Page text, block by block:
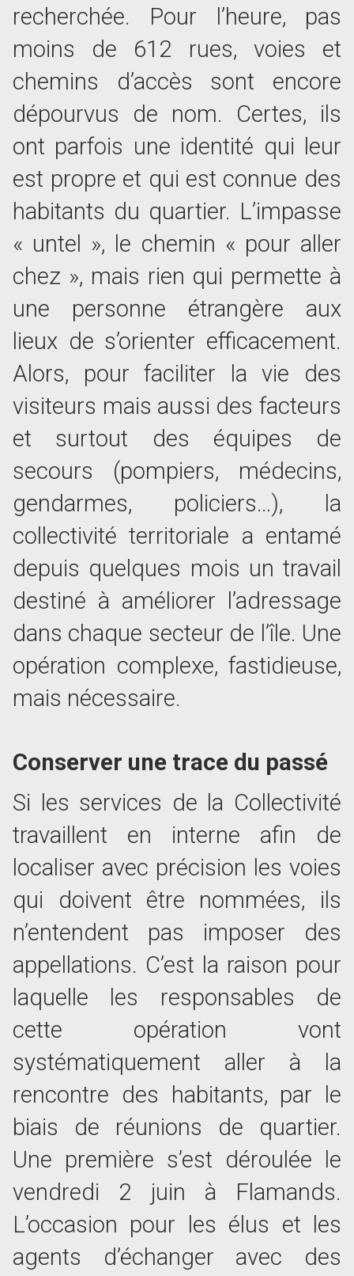
recherchée. Pour l’heure, pas
moins de 612 rues, voies et
chemins d’accès sont encore
dépourvus de nom. Certes, ils
ont parfois une identité qui leur
est propre et qui est connue des
habitants du quartier. L’impasse
« untel », le chemin « pour aller
chez », mais rien qui permette à
une personne étrangère aux
lieux de s’orienter efficacement.
Alors, pour faciliter la vie des
visiteurs mais aussi des facteurs
et surtout des équipes de
secours (pompiers, médecins,
gendarmes, policiers…), la
collectivité territoriale a entamé
depuis quelques mois un travail
destiné à améliorer l’adressage
dans chaque secteur de l’île. Une
opération complexe, fastidieuse,
mais nécessaire.
Conserver une trace du passé
Si les services de la Collectivité
travaillent en interne afin de
localiser avec précision les voies
qui doivent être nommées, ils
n’entendent pas imposer des
appellations. C’est la raison pour
laquelle les responsables de
cette opération vont
systématiquement aller à la
rencontre des habitants, par le
biais de réunions de quartier.
Une première s’est déroulée le
vendredi 2 juin à Flamands.
L’occasion pour les élus et les
agents d’échanger avec des